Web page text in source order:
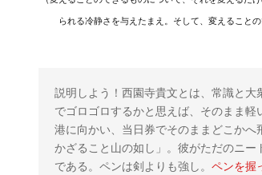
られる冷静さを与えたまえ。そして、変えること
説明しよう！西園寺貴文とは、常識と
でゴロゴロするかと思えば、そのまま
港に向かい、当日券でそのままどこか
かざること山の如し」。彼がただのニー
である。ペンは剣よりも強し。 ペンを握